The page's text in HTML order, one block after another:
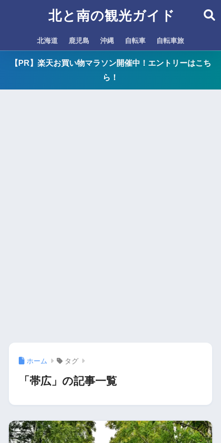
北と南の観光ガイド
北海道 鹿児島 沖縄 自転車 自転車旅
【PR】楽天お買い物マラソン開催中！エントリーはこち
ら！
ホーム タグ
「帯広」の記事一覧